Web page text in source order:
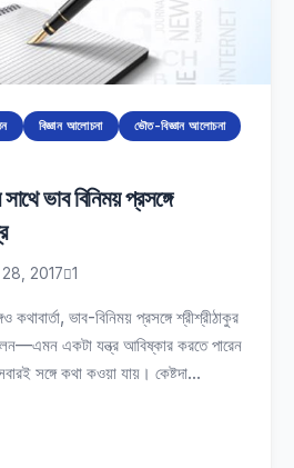
বিজ্ঞান আলোচনা
ভৌত-বিজ্ঞান আলোচনা
সাথে ভাব বিনিময় প্রসঙ্গে
2017 1
কথাবার্তা, ভাব-বিনিময় প্রসঙ্গে শ্রীশ্রীঠাকুর
একটা যন্ত্র আবিষ্কার করতে পারেন
সঙ্গে কথা কওয়া যায়। কেষ্টদা…